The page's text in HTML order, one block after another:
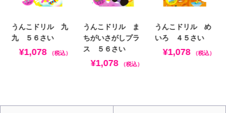
うんこドリル 九
九 ５６さい
¥1,078 （税込）
うんこドリル ま
ちがいさがしプラ
ス ５６さい
¥1,078 （税込）
うんこドリル め
いろ ４５さい
¥1,078 （税込）